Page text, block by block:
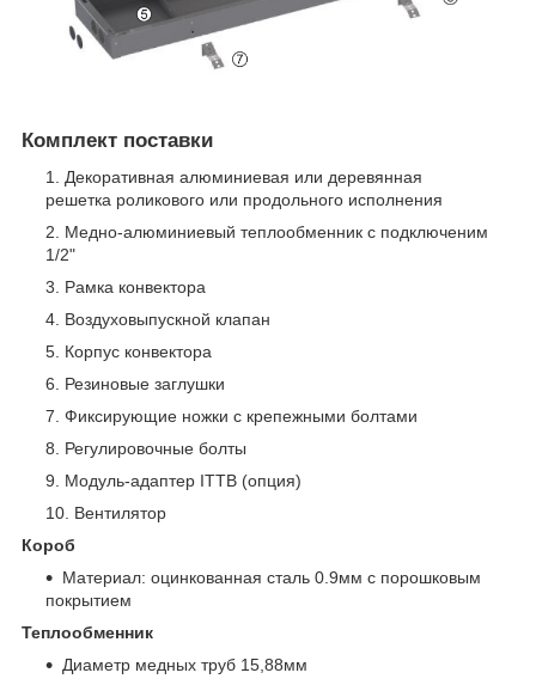
Комплект поставки
Декоративная алюминиевая или деревянная
решетка роликового или продольного исполнения
Медно-алюминиевый теплообменник с подключеним
1/2"
Рамка конвектора
Воздуховыпускной клапан
Корпус конвектора
Резиновые заглушки
Фиксирующие ножки с крепежными болтами
Регулировочные болты
Модуль-адаптер ITTB (опция)
Вентилятор
Короб
Материал: оцинкованная сталь 0.9мм с порошковым
покрытием
Теплообменник
Диаметр медных труб 15,88мм